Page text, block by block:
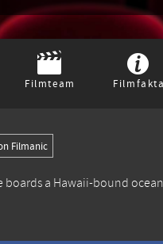
Filmteam Filmfakta
Filmanic
boards a Hawaii-bound